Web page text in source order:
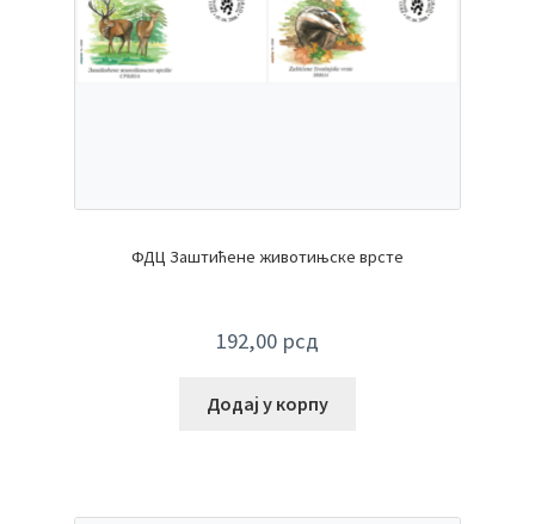
ФДЦ Заштићене животињске врсте
192,00 рсд
Додај у корпу